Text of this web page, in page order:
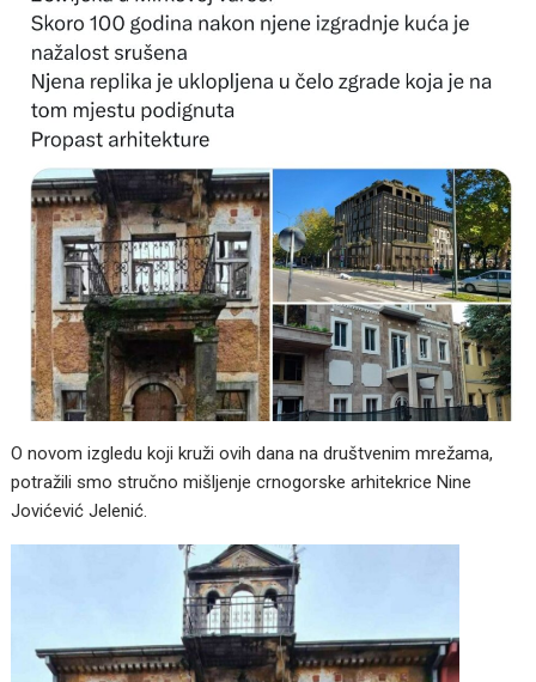
O novom izgledu koji kruži ovih dana na društvenim mrežama,
potražili smo stručno mišljenje crnogorske arhitekrice Nine
Jovićević Jelenić.